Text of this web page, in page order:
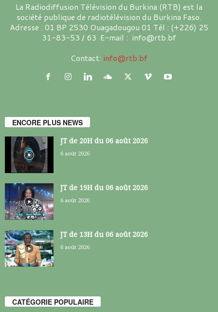
La Radiodiffusion Télévision du Burkina (RTB) est la
société publique de radiotélévision du Burkina Faso.
Adresse : 01 BP 2530 Ouagadougou 01 Tél : (+226) 25
31-83-53 / 63 E-mail : info@rtb.bf
Contact: info@rtb.bf
ENCORE PLUS NEWS
JT de 20H du 06 août 2026
6 août 2026
JT de 19H du 06 août 2026
6 août 2026
JT de 13H du 06 août 2026
6 août 2026
CATÉGORIE POPULAIRE